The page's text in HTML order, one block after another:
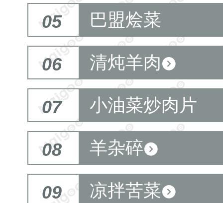
05 巴盟烩菜
06 清炖羊肉
07 小油菜炒肉片
08 羊杂碎
09 凉拌苦菜